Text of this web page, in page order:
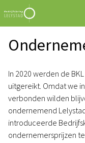
In 2020 werden de
uitgereikt. Omdat we
verbonden wilden
ondernemend
introduceerde
ondernemersprijzen